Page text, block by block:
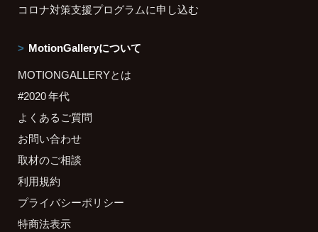
コロナ対策支援プログラムに申し込む
MotionGalleryについて
MOTIONGALLERYとは
#2020 年代
よくあるご質問
お問い合わせ
取材のご相談
利用規約
プライバシーポリシー
特商法表示